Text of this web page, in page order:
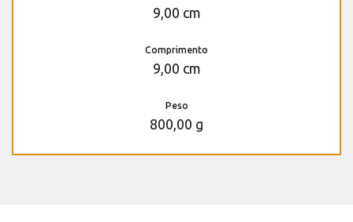
9,00 cm
Comprimento
9,00 cm
Peso
800,00 g